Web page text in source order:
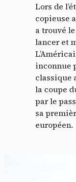
Lors de
copieuse
a trouvé
lancer et
inconnue
classique
la coupe
par le
sa
européen.